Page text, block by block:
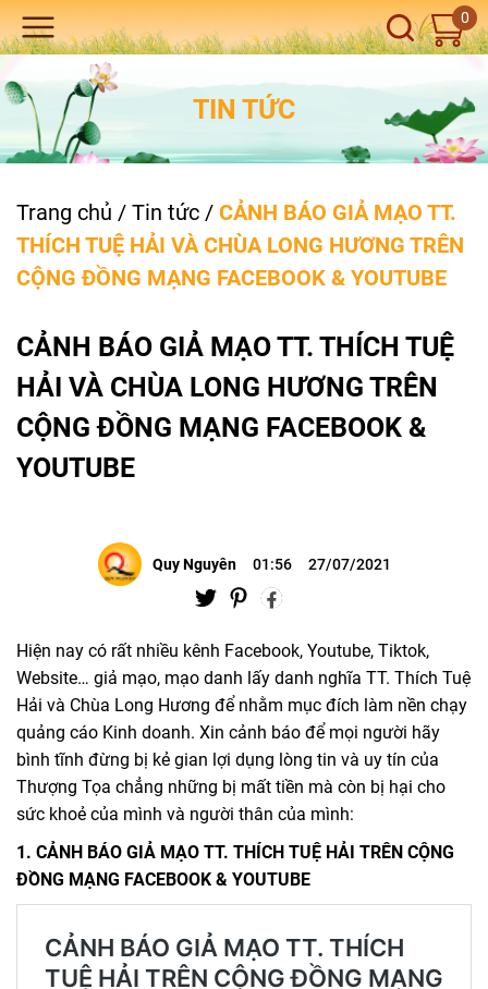
0
TIN TỨC
Trang chủ / Tin tức / CẢNH BÁO GIẢ MẠO TT.
THÍCH TUỆ HẢI VÀ CHÙA LONG HƯƠNG TRÊN
CỘNG ĐỒNG MẠNG FACEBOOK & YOUTUBE
CẢNH BÁO GIẢ MẠO TT. THÍCH TUỆ
HẢI VÀ CHÙA LONG HƯƠNG TRÊN
CỘNG ĐỒNG MẠNG FACEBOOK &
YOUTUBE
Quy Nguyên 01:56 27/07/2021
Hiện nay có rất nhiều kênh Facebook, Youtube, Tiktok,
Website… giả mạo, mạo danh lấy danh nghĩa TT. Thích Tuệ
Hải và Chùa Long Hương để nhằm mục đích làm nền chạy
quảng cáo Kinh doanh. Xin cảnh báo để mọi người hãy
bình tĩnh đừng bị kẻ gian lợi dụng lòng tin và uy tín của
Thượng Tọa chẳng những bị mất tiền mà còn bị hại cho
sức khoẻ của mình và người thân của mình:
1. CẢNH BÁO GIẢ MẠO TT. THÍCH TUỆ HẢI TRÊN CỘNG
ĐỒNG MẠNG FACEBOOK & YOUTUBE